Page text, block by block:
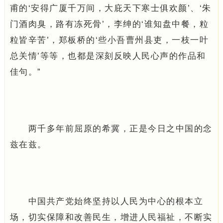
甫的‘安得广厦千万间，大庇天下寒士俱欢颜’、‘朱
门酒肉臭，路有冻死骨’，李绅的‘谁知盘中餐，粒
粒皆辛苦’，郑板桥的‘些小吾曹州县吏，一枝一叶
总关情’等等，也都是深刻反映人民心声的作品和
佳句。”
两千多年前屈原的希冀，正是今日之中国的念
兹在兹。
中国共产党始终坚持以人民为中心的根本立
场，切实保障和改善民生，增进人民福祉，不断实